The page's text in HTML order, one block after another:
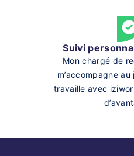
Suivi
Mon chargé de
m’accompagne
travaille avec